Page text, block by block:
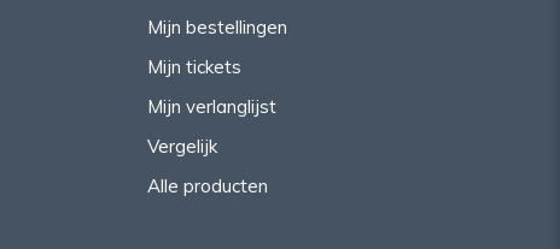
Mijn bestellingen
Mijn tickets
Mijn verlanglijst
Vergelijk
Alle producten